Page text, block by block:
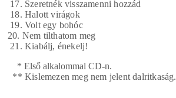
17. Szeretnék visszamenni hozzád
18. Halott virágok
19. Volt egy bohóc
20. Nem tilthatom meg
21. Kiabálj, énekelj!
* Első alkalommal CD-n.
** Kislemezen meg nem jelent dalritkaság.